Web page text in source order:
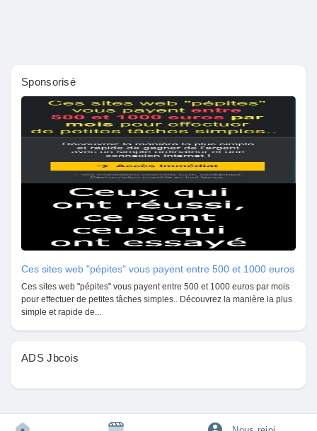
Découvrir Pages
Pages aimées
Articles populaires
Découvrir les articles
Financement
Offres
Sponsorisé
Ces sites web "pépites" vous payent entre 500 et 1000 euros
Ces sites web "pépites" vous payent entre 500 et 1000 euros par mois
pour effectuer de petites tâches simples.. Découvrez la manière la plus
simple et rapide de...
ADS Jbcois